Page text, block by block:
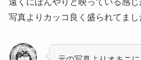
写真よりカッコ良く盛られてまし